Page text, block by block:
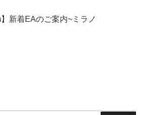
新着EAのご案内~ミラノ